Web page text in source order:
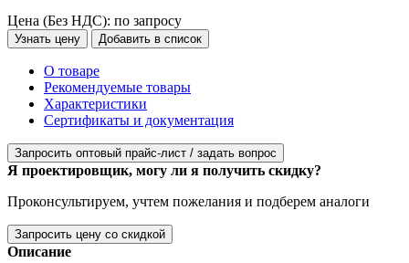
Цена (Без НДС): по запросу
Узнать цену Добавить в список
О товаре
Рекомендуемые товары
Характеристики
Сертификаты и документация
Запросить оптовый прайс-лист / задать вопрос
Я проектировщик, могу ли я получить скидку?
Проконсультируем, учтем пожелания и подберем аналоги
Запросить цену со скидкой
Описание